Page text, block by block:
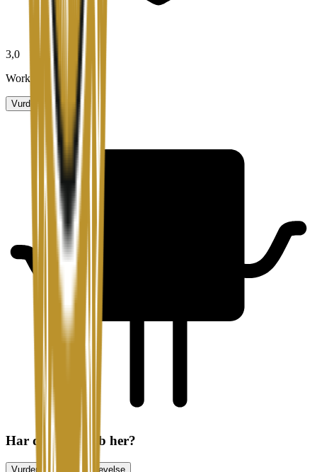
3,0
Work-life balance
Vurder arbeidsplass
Har du søkt jobb her?
Vurder jobbsøkeropplevelse